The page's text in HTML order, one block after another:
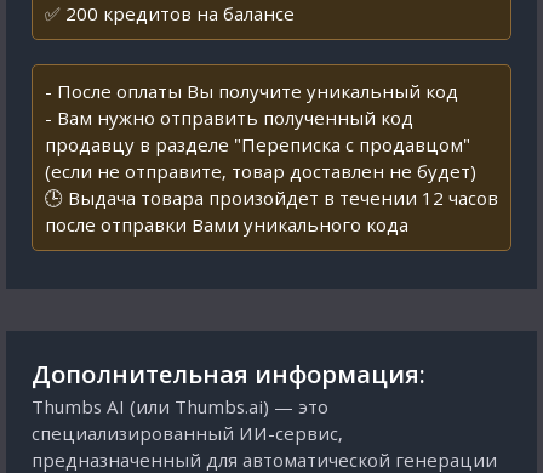
✅ 200 кредитов на балансе
- После оплаты Вы получите уникальный код
- Вам нужно отправить полученный код
продавцу в разделе "Переписка с продавцом"
(если не отправите, товар доставлен не будет)
🕒 Выдача товара произойдет в течении 12 часов
после отправки Вами уникального кода
Дополнительная информация:
Thumbs AI (или Thumbs.ai) — это
специализированный ИИ-сервис,
предназначенный для автоматической генерации